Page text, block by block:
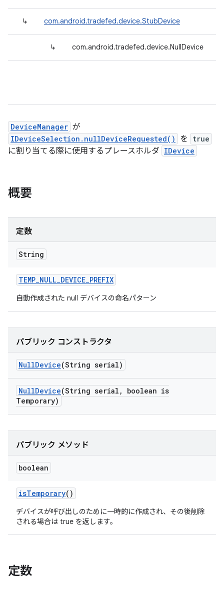
↳ com.android.tradefed.device.StubDevice
↳ com.android.tradefed.device.NullDevice
DeviceManager が
IDeviceSelection.nullDeviceRequested() を true
に割り当てる際に使用するプレースホルダ IDevice
概要
定数
String
TEMP_NULL_DEVICE_PREFIX
自動作成された null デバイスの命名パターン
パブリック コンストラクタ
NullDevice(String serial)
NullDevice(String serial ,
boolean is
Temporary)
パブリック メソッド
boolean
isTemporary()
デバイスが呼び出しのために一時的に作成され、その後削除
される場合は true を返します。
定数